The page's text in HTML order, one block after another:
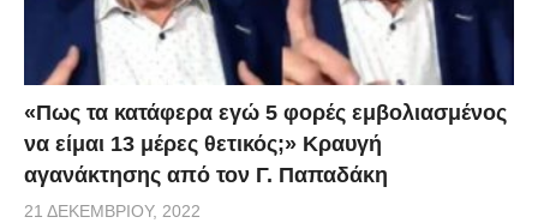
«Πως τα κατάφερα εγώ 5 φορές εμβoλιασμένος
να είμαι 13 μέρες θετικός;» Κραυγή
αγανάκτησης από τον Γ. Παπαδάκη
21 ΔΕΚΕΜΒΡΊΟΥ, 2022